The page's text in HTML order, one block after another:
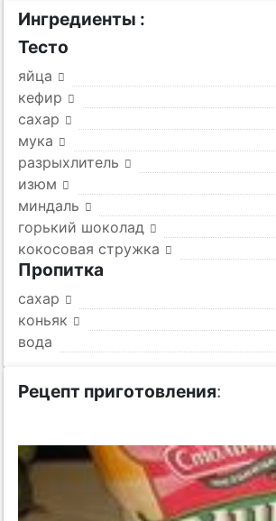
Ингредиенты :
Тесто
яйца
кефир
сахар
мука
разрыхлитель
изюм
миндаль
горький шоколад
кокосовая стружка
Пропитка
сахар
коньяк
вода
Рецепт приготовления: